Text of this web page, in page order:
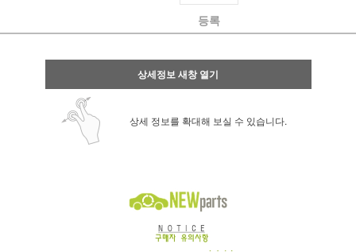
등록
상세정보 새창 열기
상세 정보를 확대해 보실 수 있습니다.